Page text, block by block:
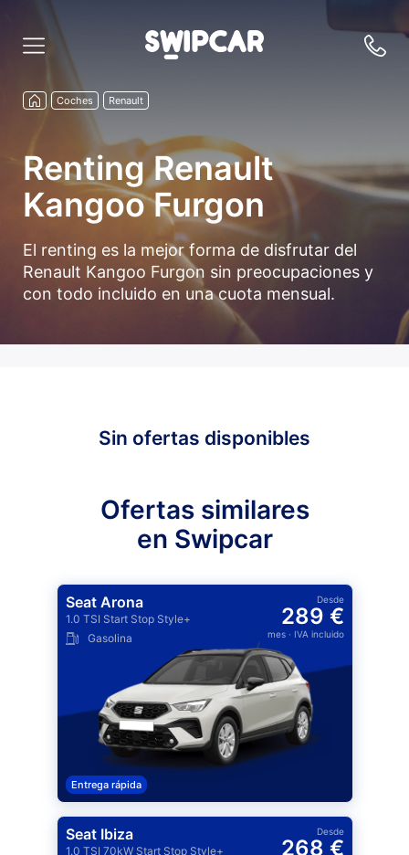
Coches Renault
Renting Renault
Kangoo Furgon
El renting es la mejor forma de disfrutar del
Renault Kangoo Furgon sin preocupaciones y
con todo incluido en una cuota mensual.
Sin ofertas disponibles
Ofertas similares
en Swipcar
Seat Arona
1.0 TSI Start Stop Style+
Gasolina
Desde
289 €
mes· IVA incluido
Entrega rápida
Seat Ibiza
1.0 TSI 70kW Start Stop Style+
Desde
268 €